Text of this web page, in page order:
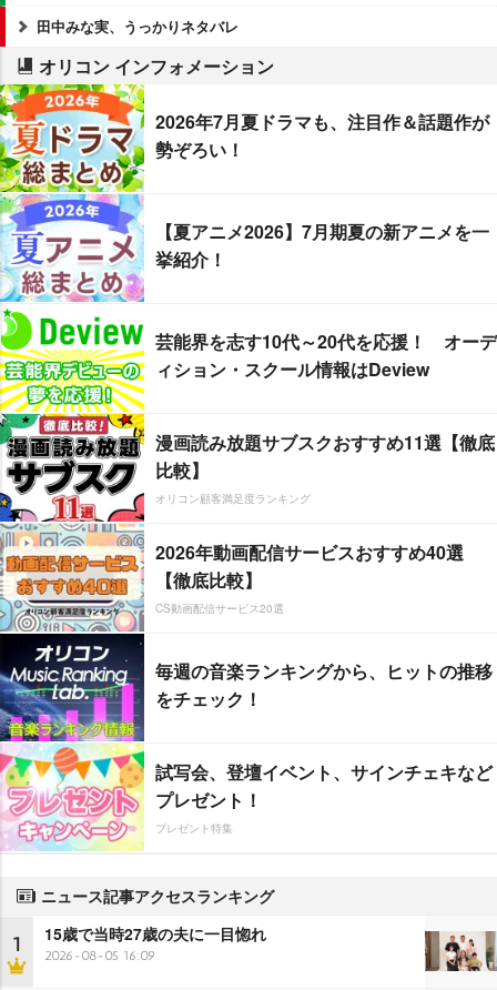
田中みな実、うっかりネタバレ
オリコン インフォメーション
2026年7月夏ドラマも、注目作＆話題作が
勢ぞろい！
【夏アニメ2026】7月期夏の新アニメを一
挙紹介！
芸能界を志す10代～20代を応援！ オーデ
ィション・スクール情報はDeview
漫画読み放題サブスクおすすめ11選【徹底
比較】
オリコン顧客満足度ランキング
2026年動画配信サービスおすすめ40選
【徹底比較】
CS動画配信サービス20選
毎週の音楽ランキングから、ヒットの推移
をチェック！
試写会、登壇イベント、サインチェキなど
プレゼント！
プレゼント特集
ニュース記事アクセスランキング
1 15歳で当時27歳の夫に一目惚れ
2026-08-05 16:09